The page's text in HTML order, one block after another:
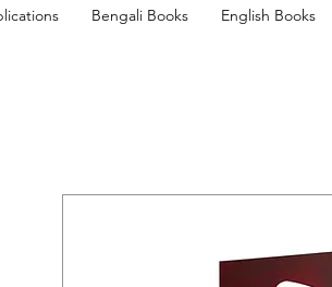
Bengali Books English Books